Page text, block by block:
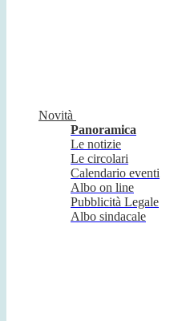
Novità
Panoramica
Le notizie
Le circolari
Calendario eventi
Albo on line
Pubblicità Legale
Albo sindacale